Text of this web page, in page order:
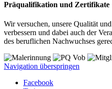
Präqualifikation und Zertifikate
Wir versuchen, unsere Qualität
verbessern und dabei auch der
des beruflichen Nachwuchses
Navigation überspringen
Facebook